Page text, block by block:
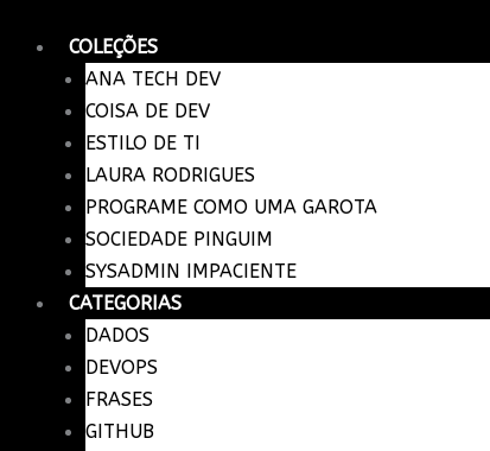
para
conteúdo
COLEÇÕES
ANA TECH DEV
COISA DE DEV
ESTILO DE TI
LAURA RODRIGUES
PROGRAME COMO UMA GAROTA
SOCIEDADE PINGUIM
SYSADMIN IMPACIENTE
CATEGORIAS
DADOS
DEVOPS
FRASES
GITHUB
Kubernetes
quantidade